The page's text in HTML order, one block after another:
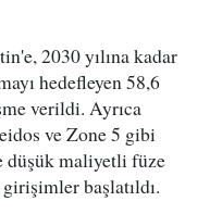
2030 yılına kadar
hedefleyen 58,6
verildi. Ayrıca
ve Zone 5 gibi
düşük maliyetli füze
başlatıldı.